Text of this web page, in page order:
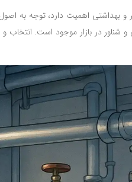
و بهداشتی اهمیت دارد، توجه به
و شناور در بازار موجود است.